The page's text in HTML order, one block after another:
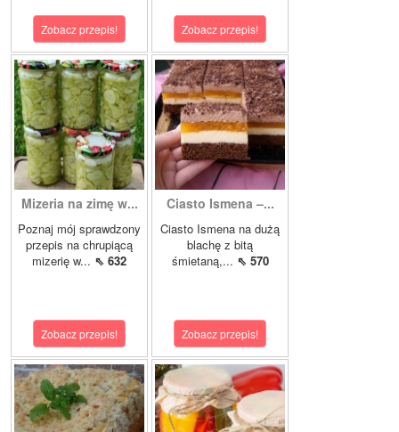
Zobacz przepis! Zobacz przepis!
Mizeria na zimę w...
Poznaj mój sprawdzony
przepis na chrupiącą
mizerię w... ⇖ 632
Zobacz przepis!
Ciasto Ismena –...
Ciasto Ismena na dużą
blachę z bitą
śmietaną,... ⇖ 570
Zobacz przepis!